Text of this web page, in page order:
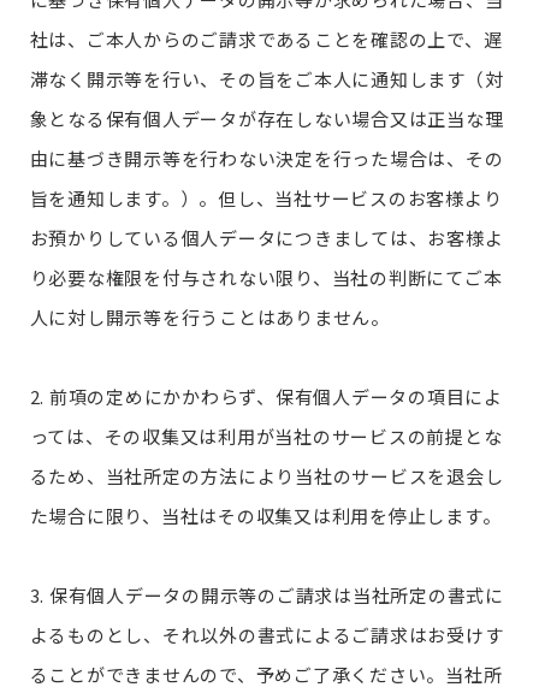
社は、ご本人からのご請求であることを確認の上で、遅
滞なく開示等を行い、その旨をご本人に通知します（対
象となる保有個人データが存在しない場合又は正当な理
由に基づき開示等を行わない決定を行った場合は、その
旨を通知します。）。但し、当社サービスのお客様より
お預かりしている個人データにつきましては、お客様よ
り必要な権限を付与されない限り、当社の判断にてご本
人に対し開示等を行うことはありません。
2. 前項の定めにかかわらず、保有個人データの項目によ
っては、その収集又は利用が当社のサービスの前提とな
るため、当社所定の方法により当社のサービスを退会し
た場合に限り、当社はその収集又は利用を停止します。
3. 保有個人データの開示等のご請求は当社所定の書式に
よるものとし、それ以外の書式によるご請求はお受けす
ることができませんので、予めご了承ください。当社所